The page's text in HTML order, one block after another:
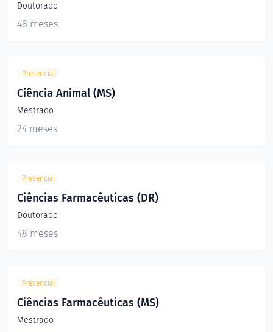
Doutorado
48 meses
Presencial
Ciência Animal (MS)
Mestrado
24 meses
Presencial
Ciências Farmacêuticas (DR)
Doutorado
48 meses
Presencial
Ciências Farmacêuticas (MS)
Mestrado